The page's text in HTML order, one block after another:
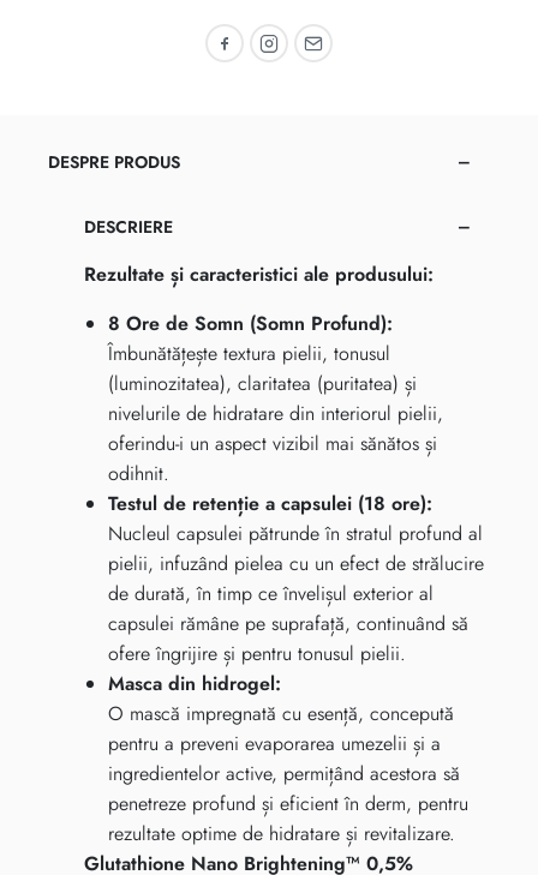
Recomandă pe Facebook
Recomandă pe Instagram
Recomandă prin email
DESPRE PRODUS
DESCRIERE
Rezultate și caracteristici ale produsului:
8 Ore de Somn (Somn Profund):
Îmbunătățește textura pielii, tonusul
(luminozitatea), claritatea (puritatea) și
nivelurile de hidratare din interiorul pielii,
oferindu-i un aspect vizibil mai sănătos și
odihnit.
Testul de retenție a capsulei (18 ore):
Nucleul capsulei pătrunde în stratul profund al
pielii, infuzând pielea cu un efect de strălucire
de durată, în timp ce învelișul exterior al
capsulei rămâne pe suprafață, continuând să
ofere îngrijire și pentru tonusul pielii.
Masca din hidrogel:
O mască impregnată cu esență, concepută
pentru a preveni evaporarea umezelii și a
ingredientelor active, permițând acestora să
penetreze profund și eficient în derm, pentru
rezultate optime de hidratare și revitalizare.
Glutathione Nano Brightening™ 0,5%